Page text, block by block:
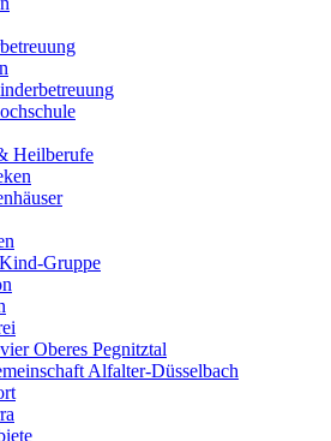
Heilberufe
Gruppe
Oberes Pegnitztal
Alfalter-Düsselbach